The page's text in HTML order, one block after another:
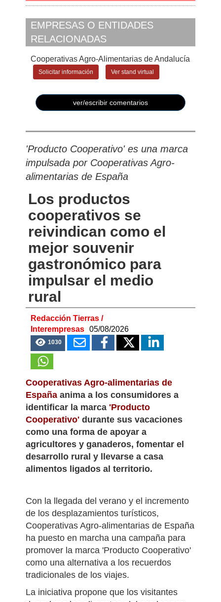
EMPRESAS O ENTIDADES
RELACIONADAS
Cooperativas Agro-Alimentarias de Andalucía
Solicitar información Ver stand virtual
'Producto Cooperativo' es una marca
impulsada por Cooperativas Agro-
alimentarias de España
Los productos
cooperativos se
reivindican como el
mejor souvenir
gastronómico para
impulsar el medio
rural
Redacción Tierras /
Interempresas 05/08/2026
1030
Cooperativas Agro-alimentarias de
Españaanima a los consumidores a
identificar la marca 'Producto
Cooperativo'durante sus vacaciones
como una forma de apoyar a
agricultores y ganaderos, fomentar el
Con la llegada del verano y el incremento
de los desplazamientos turísticos,
Cooperativas Agro-alimentarias de España
ha puesto en marcha una campaña para
promover la marca 'Producto Cooperativo'
tradicionales de los viajes.